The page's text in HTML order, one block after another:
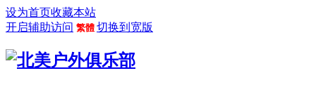
设为首页收藏本站
开启辅助访问 繁體 切换到宽版